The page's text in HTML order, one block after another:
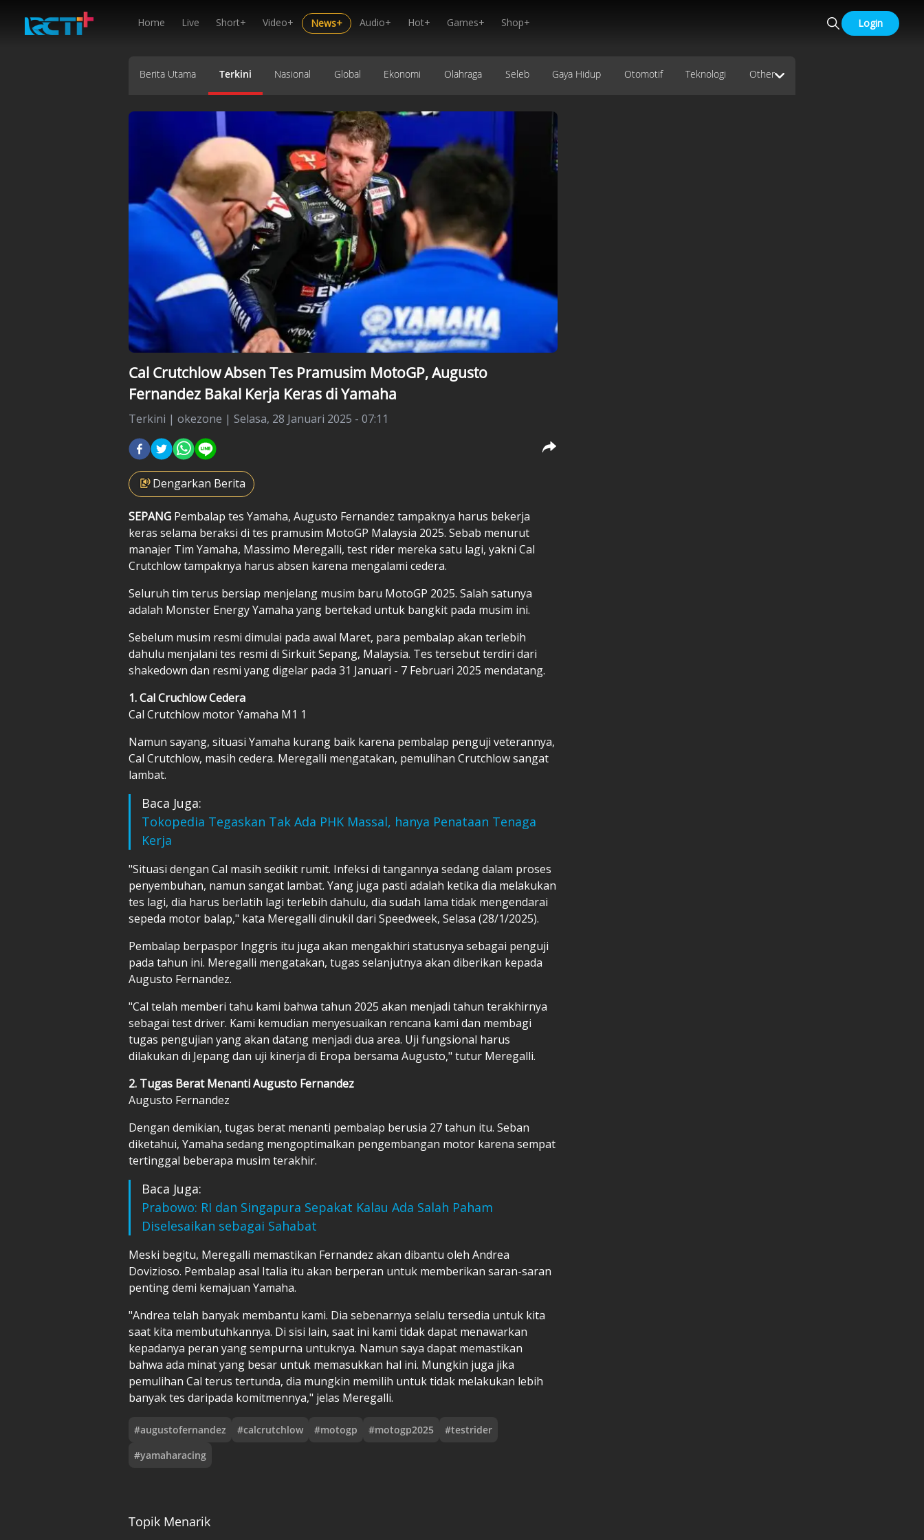
Home Live Short+ Video+ News+ Audio+ Hot+ Games+ Shop+ Login
Berita Utama Terkini Nasional Global Ekonomi Olahraga Seleb Gaya Hidup Otomotif Teknologi Other
Cal Crutchlow Absen Tes Pramusim MotoGP, Augusto
Fernandez Bakal Kerja Keras di Yamaha
Terkini | okezone | Selasa, 28 Januari 2025 - 07:11
Dengarkan Berita
SEPANG Pembalap tes Yamaha, Augusto Fernandez tampaknya harus bekerja
keras selama beraksi di tes pramusim MotoGP Malaysia 2025. Sebab menurut
manajer Tim Yamaha, Massimo Meregalli, test rider mereka satu lagi, yakni Cal
Crutchlowtampaknya harus absen karena mengalami cedera.
Seluruh tim terus bersiap menjelang musim baru MotoGP 2025. Salah satunya
adalah Monster Energy Yamaha yang bertekad untuk bangkit pada musim ini.
Sebelum musim resmi dimulai pada awal Maret, para pembalap akan terlebih
dahulu menjalani tes resmi di Sirkuit Sepang, Malaysia. Tes tersebut terdiri dari
shakedown dan resmi yang digelar pada 31 Januari - 7 Februari 2025 mendatang.
1. Cal Cruchlow Cedera
Cal Crutchlow motor Yamaha M1 1
Namun sayang, situasi Yamaha kurang baik karena pembalap penguji veterannya,
Cal Crutchlow, masih cedera. Meregalli mengatakan, pemulihan Crutchlow sangat
lambat.
Baca Juga:
Tokopedia Tegaskan Tak Ada PHK Massal, hanya Penataan Tenaga
Kerja
"Situasi dengan Cal masih sedikit rumit. Infeksi di tangannya sedang dalam proses
penyembuhan, namun sangat lambat. Yang juga pasti adalah ketika dia melakukan
tes lagi, dia harus berlatih lagi terlebih dahulu, dia sudah lama tidak mengendarai
sepeda motor balap," kata Meregalli dinukil dari Speedweek, Selasa (28/1/2025).
Pembalap berpaspor Inggris itu juga akan mengakhiri statusnya sebagai penguji
pada tahun ini. Meregalli mengatakan, tugas selanjutnya akan diberikan kepada
Augusto Fernandez.
"Cal telah memberi tahu kami bahwa tahun 2025 akan menjadi tahun terakhirnya
sebagai test driver. Kami kemudian menyesuaikan rencana kami dan membagi
tugas pengujian yang akan datang menjadi dua area. Uji fungsional harus
dilakukan di Jepang dan uji kinerja di Eropa bersama Augusto," tutur Meregalli.
2. Tugas Berat Menanti Augusto Fernandez
Augusto Fernandez
Dengan demikian, tugas berat menanti pembalap berusia 27 tahun itu. Seban
diketahui, Yamaha sedang mengoptimalkan pengembangan motor karena sempat
tertinggal beberapa musim terakhir.
Baca Juga:
Prabowo: RI dan Singapura Sepakat Kalau Ada Salah Paham
Diselesaikan sebagai Sahabat
Meski begitu, Meregalli memastikan Fernandez akan dibantu oleh Andrea
Dovizioso. Pembalap asal Italia itu akan berperan untuk memberikan saran-saran
penting demi kemajuan Yamaha.
"Andrea telah banyak membantu kami. Dia sebenarnya selalu tersedia untuk kita
saat kita membutuhkannya. Di sisi lain, saat ini kami tidak dapat menawarkan
kepadanya peran yang sempurna untuknya. Namun saya dapat memastikan
bahwa ada minat yang besar untuk memasukkan hal ini. Mungkin juga jika
pemulihan Cal terus tertunda, dia mungkin memilih untuk tidak melakukan lebih
banyak tes daripada komitmennya," jelas Meregalli.
#augustofernandez #calcrutchlow #motogp #motogp2025 #testrider
#yamaharacing
Topik Menarik